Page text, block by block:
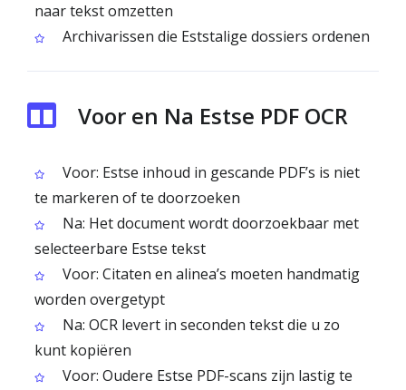
naar tekst omzetten
Archivarissen die Eststalige dossiers ordenen
Voor en Na Estse PDF OCR
Voor: Estse inhoud in gescande PDF’s is niet
te markeren of te doorzoeken
Na: Het document wordt doorzoekbaar met
selecteerbare Estse tekst
Voor: Citaten en alinea’s moeten handmatig
worden overgetypt
Na: OCR levert in seconden tekst die u zo
kunt kopiëren
Voor: Oudere Estse PDF-scans zijn lastig te